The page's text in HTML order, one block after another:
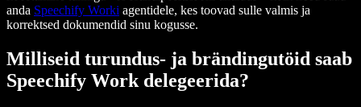
anda Speechify Worki agentidele, kes toovad sulle valmis ja
korrektsed dokumendid sinu kogusse.
Milliseid turundus- ja brändingutöid saab
Speechify Work delegeerida?